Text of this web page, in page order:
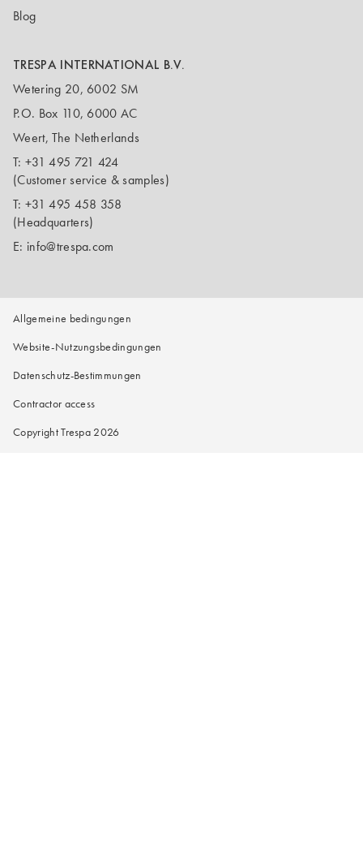
Blog
TRESPA INTERNATIONAL B.V.
Wetering 20, 6002 SM
P.O. Box 110, 6000 AC
Weert, The Netherlands
T: +31 495 721 424
(Customer service & samples)
T: +31 495 458 358
(Headquarters)
E: info@trespa.com
Allgemeine bedingungen
Website-Nutzungsbedingungen
Datenschutz-Bestimmungen
Contractor access
Copyright Trespa 2026